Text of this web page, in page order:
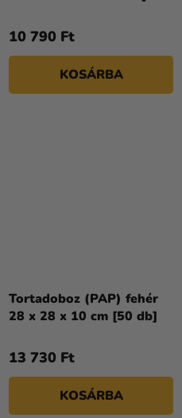
10 790 Ft
KOSÁRBA
Tortadoboz (PAP) fehér
28 x 28 x 10 cm [50 db]
13 730 Ft
KOSÁRBA